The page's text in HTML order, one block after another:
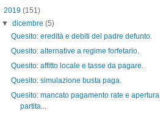
2019 (151)
▼ dicembre (5)
Quesito: eredità e debiti del padre defunto.
Quesito: alternative a regime forfetario.
Quesito: affitto locale e tasse da pagare.
Quesito: simulazione busta paga.
Quesito: mancato pagamento rate e apertura
partita...